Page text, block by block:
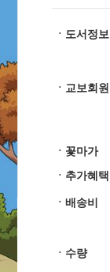
ㆍ도서정보
ㆍ교보회원
ㆍ꽃마가
ㆍ추가혜택
ㆍ배송비
ㆍ수량